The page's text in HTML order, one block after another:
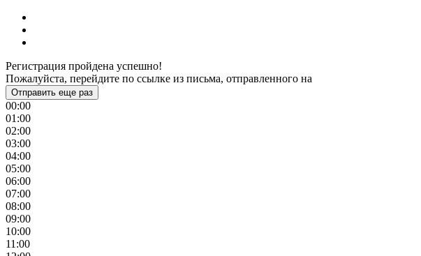
Регистрация пройдена успешно!
Пожалуйста, перейдите по ссылке из письма, отправленного на
Отправить еще раз
00:00
01:00
02:00
03:00
04:00
05:00
06:00
07:00
08:00
09:00
10:00
11:00